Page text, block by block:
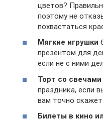
цветов?
поэтому не
похвастаться
Мягкие игрушки
презентом для
если не с ними
Торт со свечами
праздника, если
вам точно
Билеты в кино